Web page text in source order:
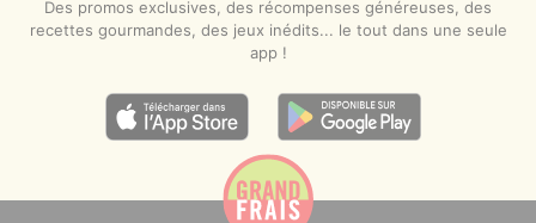
Des promos exclusives, des récompenses généreuses, des
recettes gourmandes, des jeux inédits... le tout dans une seule
app !